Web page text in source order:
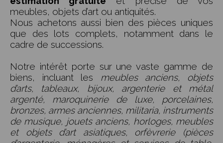
meubles, objets d’art ou antiquités.
Nous achetons aussi bien des pièces uniques
que des lots complets, notamment dans le
cadre de successions.
Notre intérêt porte sur une vaste gamme de
biens, incluant les meubles anciens, objets
d’arts, tableaux, bijoux, argenterie et métal
argenté, maroquinerie de luxe, porcelaines,
bronzes, armes anciennes, militaria, instruments
de musique, jouets anciens, horloges, meubles
et objets d’art asiatiques, orfèvrerie (pièces